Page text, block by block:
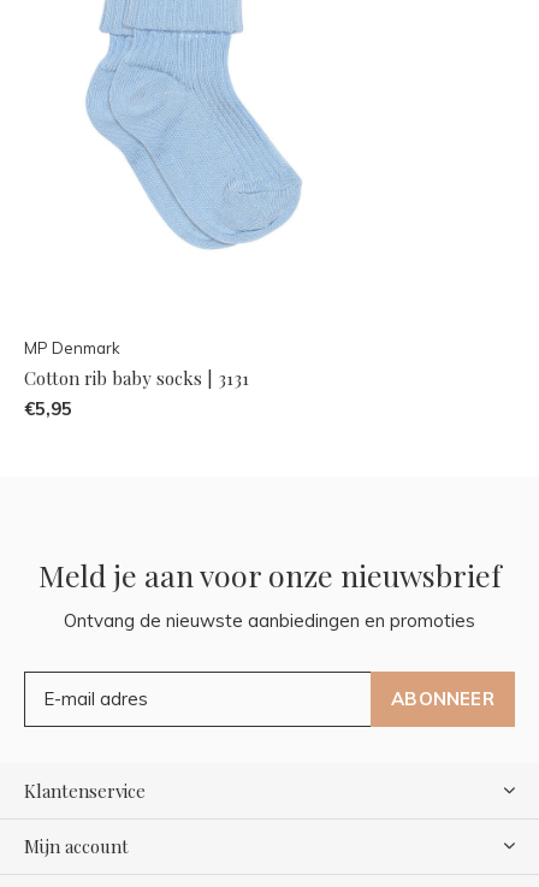
MP Denmark
Cotton rib baby socks | 3131
€5,95
Meld je aan voor onze nieuwsbrief
Ontvang de nieuwste aanbiedingen en promoties
ABONNEER
Klantenservice
Mijn account